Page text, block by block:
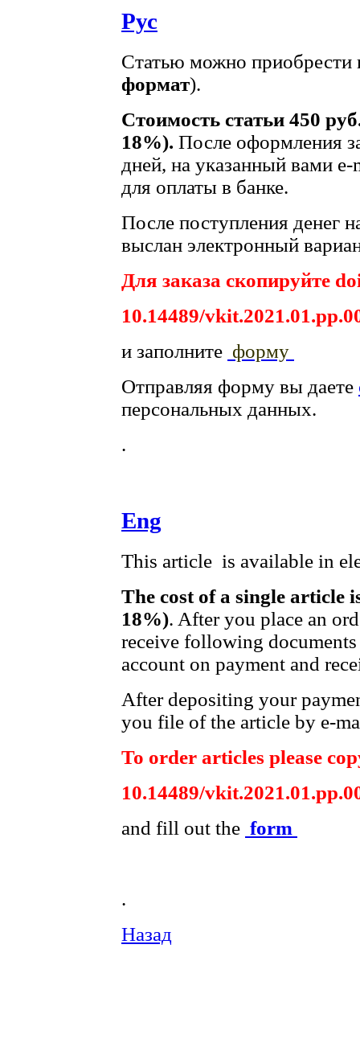
Рус
Статью можно приобрести
формат).
Стоимость статьи 450
18%). После оформления
дней, на указанный вами
для оплаты в банке.
После поступления денег
выслан электронный
Для заказа скопируйте
10.14489/
и заполните форму
Отправляя форму вы даете
персональных данных.
.
Eng
This article is available in
The cost of a single article
18%). After you place an
receive following
account on payment and
After depositing your
you file of the article by e-
To order articles please
10.14489/
and fill out the form
.
Назад